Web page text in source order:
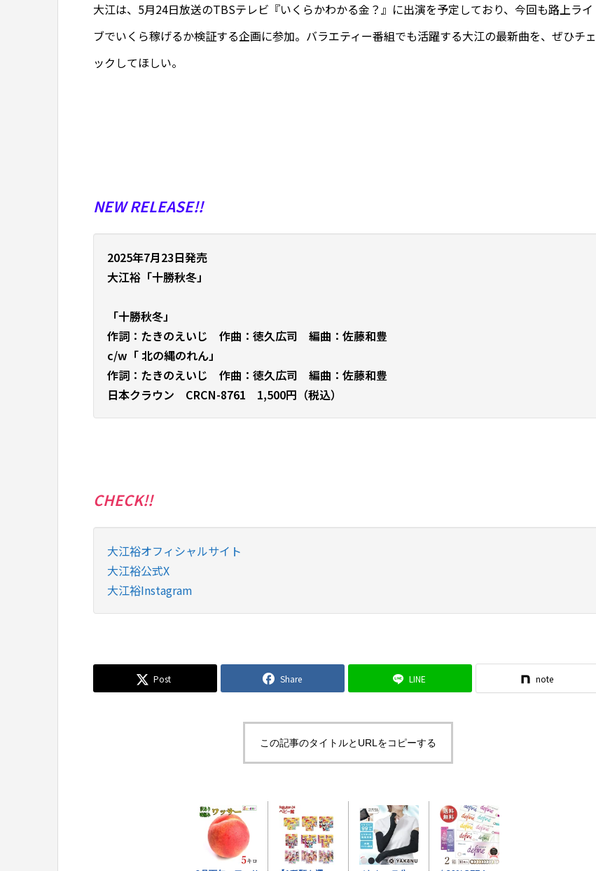
大江は、5月24日放送のTBSテレビ『いくらかわかる金？』に出演を予定しており、今回も路上ライ
ブでいくら稼げるか検証する企画に参加。バラエティー番組でも活躍する大江の最新曲を、ぜひチェ
ックしてほしい。
NEW RELEASE!!
2025年7月23日発売
大江裕「十勝秋冬」
「十勝秋冬」
作詞：たきのえいじ 作曲：徳久広司 編曲：佐藤和豊
c/w「 北の縄のれん」
作詞：たきのえいじ 作曲：徳久広司 編曲：佐藤和豊
日本クラウン CRCN-8761 1,500円（税込）
CHECK!!
大江裕オフィシャルサイト
大江裕公式X
大江裕Instagram
Post Share LINE note
この記事のタイトルとURLをコピーする